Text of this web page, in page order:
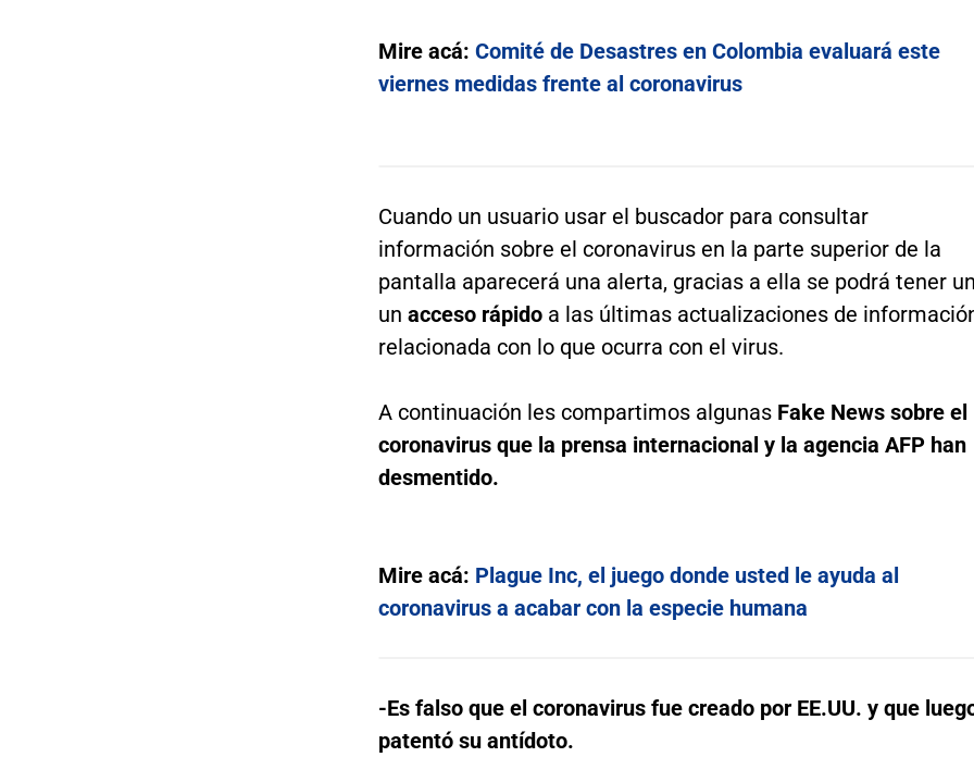
Mire acá: Comité de Desastres en Colombia evaluará este
viernes medidas frente al coronavirus
Cuando un usuario usar el buscador para consultar
información sobre el coronavirus en la parte superior de la
pantalla aparecerá una alerta, gracias a ella se podrá tener
un acceso rápido a las últimas actualizaciones de
relacionada con lo que ocurra con el virus.
A continuación les compartimos algunas Fake News sobre el
coronavirus que la prensa internacional y la agencia AFP han
desmentido.
Mire acá: Plague Inc, el juego donde usted le ayuda al
coronavirus a acabar con la especie humana
-Es falso que el coronavirus fue creado por EE.UU. y que
patentó su antídoto.